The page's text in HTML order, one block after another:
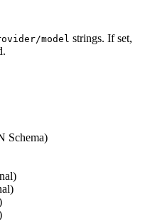
model strings. If set,
Schema)